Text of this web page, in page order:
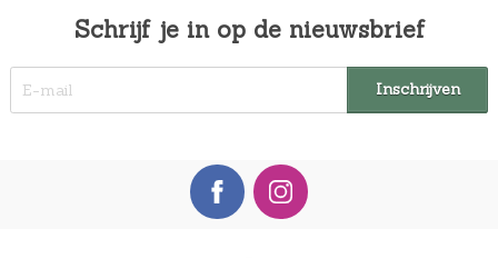
Schrijf je in op de nieuwsbrief